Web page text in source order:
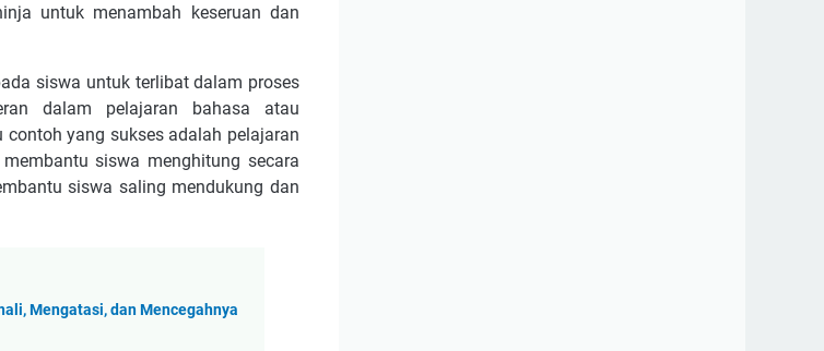
untuk menambah keseruan dan
siswa untuk terlibat dalam proses
dalam pelajaran bahasa atau
yang sukses adalah pelajaran
siswa menghitung secara
siswa saling mendukung dan
Mengatasi, dan Mencegahnya